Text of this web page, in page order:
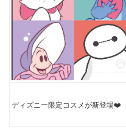
ディズニー限定コスメが新登場❤️